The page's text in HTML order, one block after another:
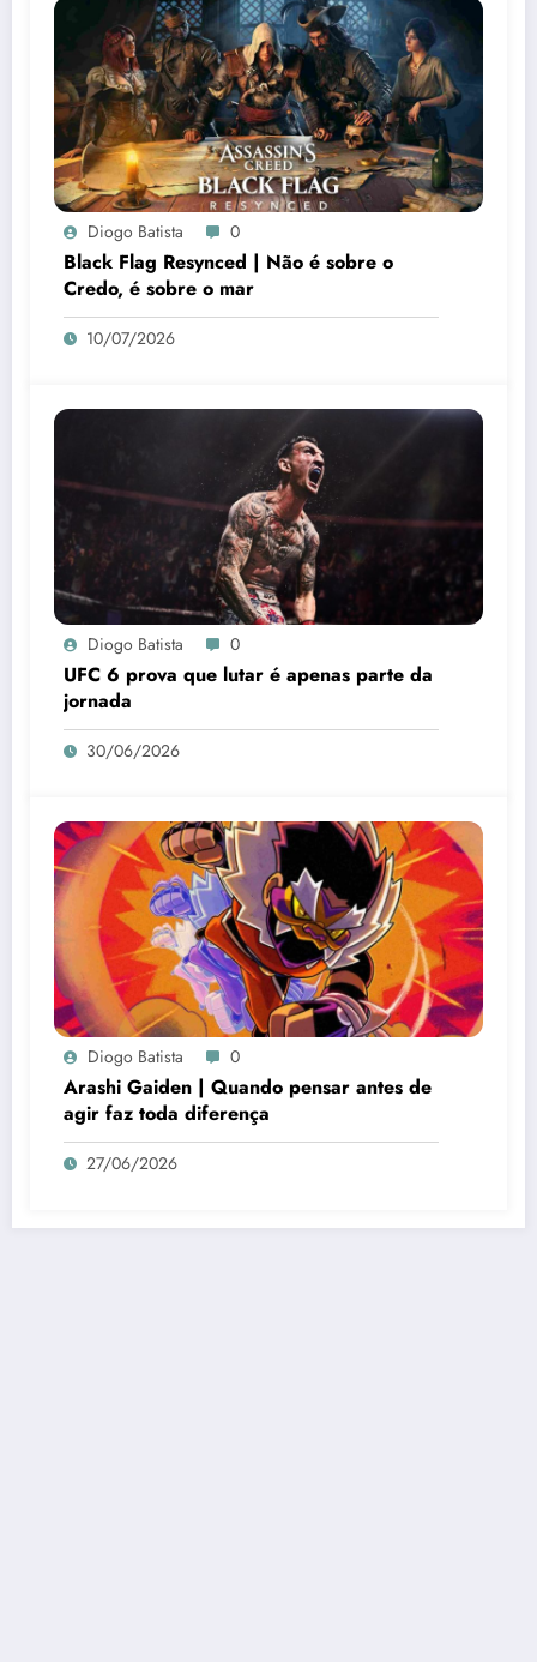
Diogo Batista 0
Black Flag Resynced | Não é sobre o
Credo, é sobre o mar
10/07/2026
Diogo Batista 0
UFC 6 prova que lutar é apenas parte da
jornada
30/06/2026
Diogo Batista 0
Arashi Gaiden | Quando pensar antes de
agir faz toda diferença
27/06/2026